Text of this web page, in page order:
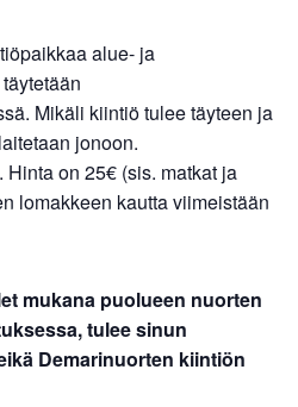
alue- ja
Mikäli kiintiö tulee täyteen ja
jonoon.
. Hinta on 25€ (sis. matkat ja
lomakkeen kautta viimeistään
mukana puolueen nuorten
tulee sinun
Demarinuorten kiintiön